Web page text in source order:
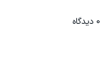
0 دیدگاه